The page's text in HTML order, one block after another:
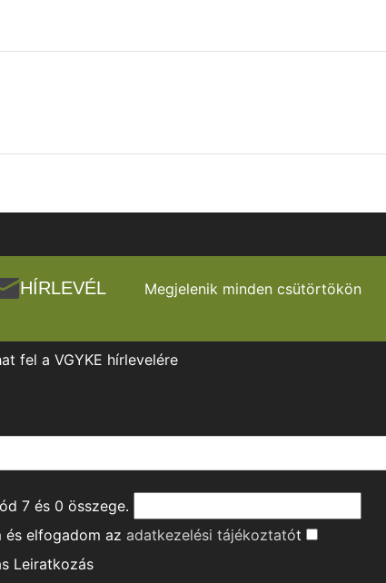
HÍRLEVÉL Megjelenik minden csütörtökön
fel a VGYKE hírlevelére
7 és 0 összege.
és elfogadom az adatkezelési tájékoztatót
Leiratkozás